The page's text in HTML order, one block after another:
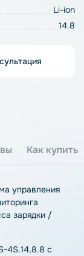
Li-ion
14.8
Как купить
управления
зарядки /
4S.14,8.8 с